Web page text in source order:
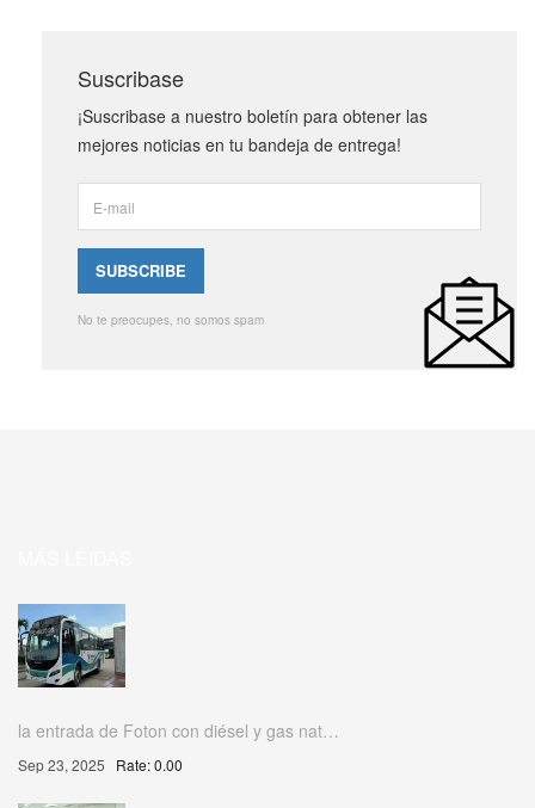
Suscribase
¡Suscribase a nuestro boletín para obtener las
mejores noticias en tu bandeja de entrega!
No te preocupes, no somos spam
la entrada de Foton con diésel y gas nat…
Sep 23, 2025 Rate: 0.00